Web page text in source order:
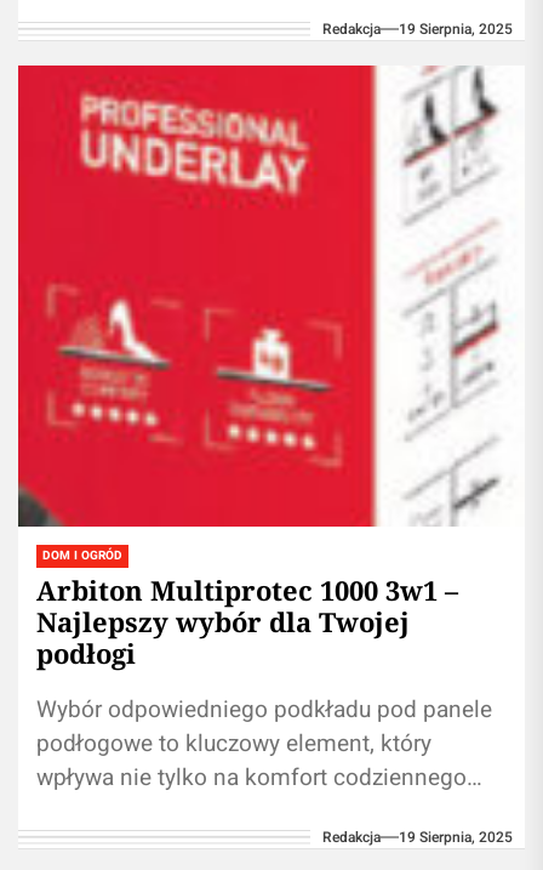
przytulnej i harmonijnej przestrzeni....
Redakcja 19 Sierpnia, 2025
DOM I OGRÓD
Arbiton Multiprotec 1000 3w1 –
Najlepszy wybór dla Twojej
podłogi
Wybór odpowiedniego podkładu pod panele
podłogowe to kluczowy element, który
wpływa nie tylko na komfort codziennego
podłogi. Arbiton Multiprotec...Redakcja 19 Sierpnia, 2025